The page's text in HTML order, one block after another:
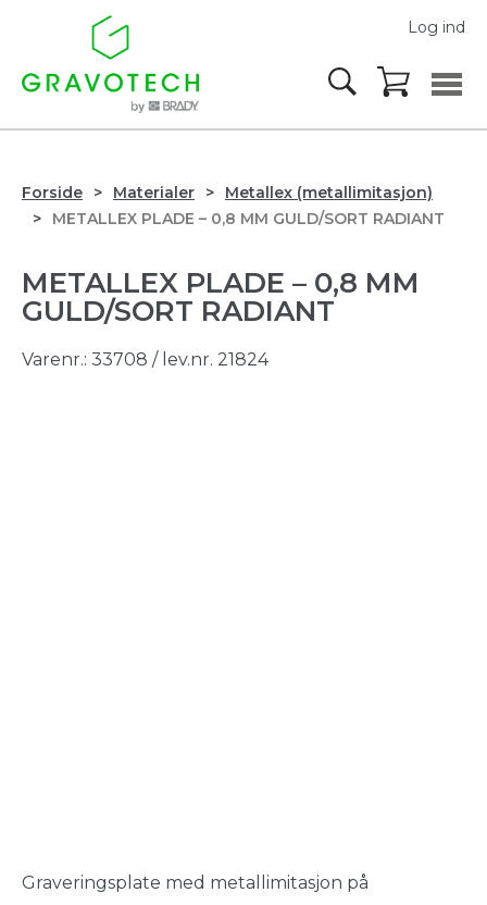
Log ind
Forside Materialer
Metallex (metallimitasjon)
METALLEX PLADE – 0,8 MM GULD/SORT RADIANT
METALLEX PLADE – 0,8 MM
GULD/SORT RADIANT
Varenr.: 33708 / lev.nr. 21824
Graveringsplate med metallimitasjon på